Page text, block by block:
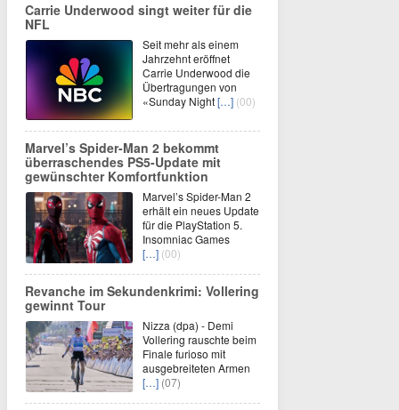
Carrie Underwood singt weiter für die
NFL
Seit mehr als einem
Jahrzehnt eröffnet
Carrie Underwood die
Übertragungen von
«Sunday Night[…] (00)
Marvel’s Spider-Man 2 bekommt
überraschendes PS5-Update mit
gewünschter Komfortfunktion
Marvel’s Spider-Man 2
erhält ein neues Update
für die PlayStation 5.
Insomniac Games
[…] (00)
Revanche im Sekundenkrimi: Vollering
gewinnt Tour
Nizza (dpa) - Demi
Vollering rauschte beim
Finale furioso mit
ausgebreiteten Armen
[…] (07)